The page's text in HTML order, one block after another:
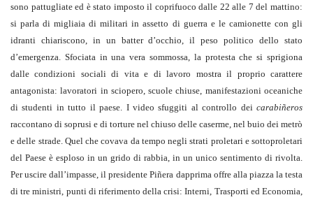
sono pattugliate ed è stato imposto il coprifuoco dalle 22 alle 7 del mattino:
si parla di migliaia di militari in assetto di guerra e le camionette con gli
idranti chiariscono, in un batter d’occhio, il peso politico dello stato
d’emergenza. Sfociata in una vera sommossa, la protesta che si sprigiona
dalle condizioni sociali di vita e di lavoro mostra il proprio carattere
antagonista: lavoratori in sciopero, scuole chiuse, manifestazioni oceaniche
di studenti in tutto il paese. I video sfuggiti al controllo dei carabiñeros
raccontano di soprusi e di torture nel chiuso delle caserme, nel buio dei metrò
e delle strade. Quel che covava da tempo negli strati proletari e sottoproletari
del Paese è esploso in un grido di rabbia, in un unico sentimento di rivolta.
Per uscire dall’impasse, il presidente Piñera dapprima offre alla piazza la testa
di tre ministri, punti di riferimento della crisi: Interni, Trasporti ed Economia,